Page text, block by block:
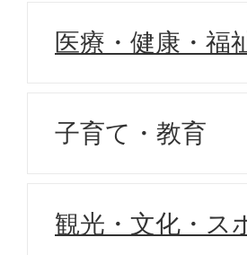
医療・健康・福
子育て・教育
観光・文化・ス